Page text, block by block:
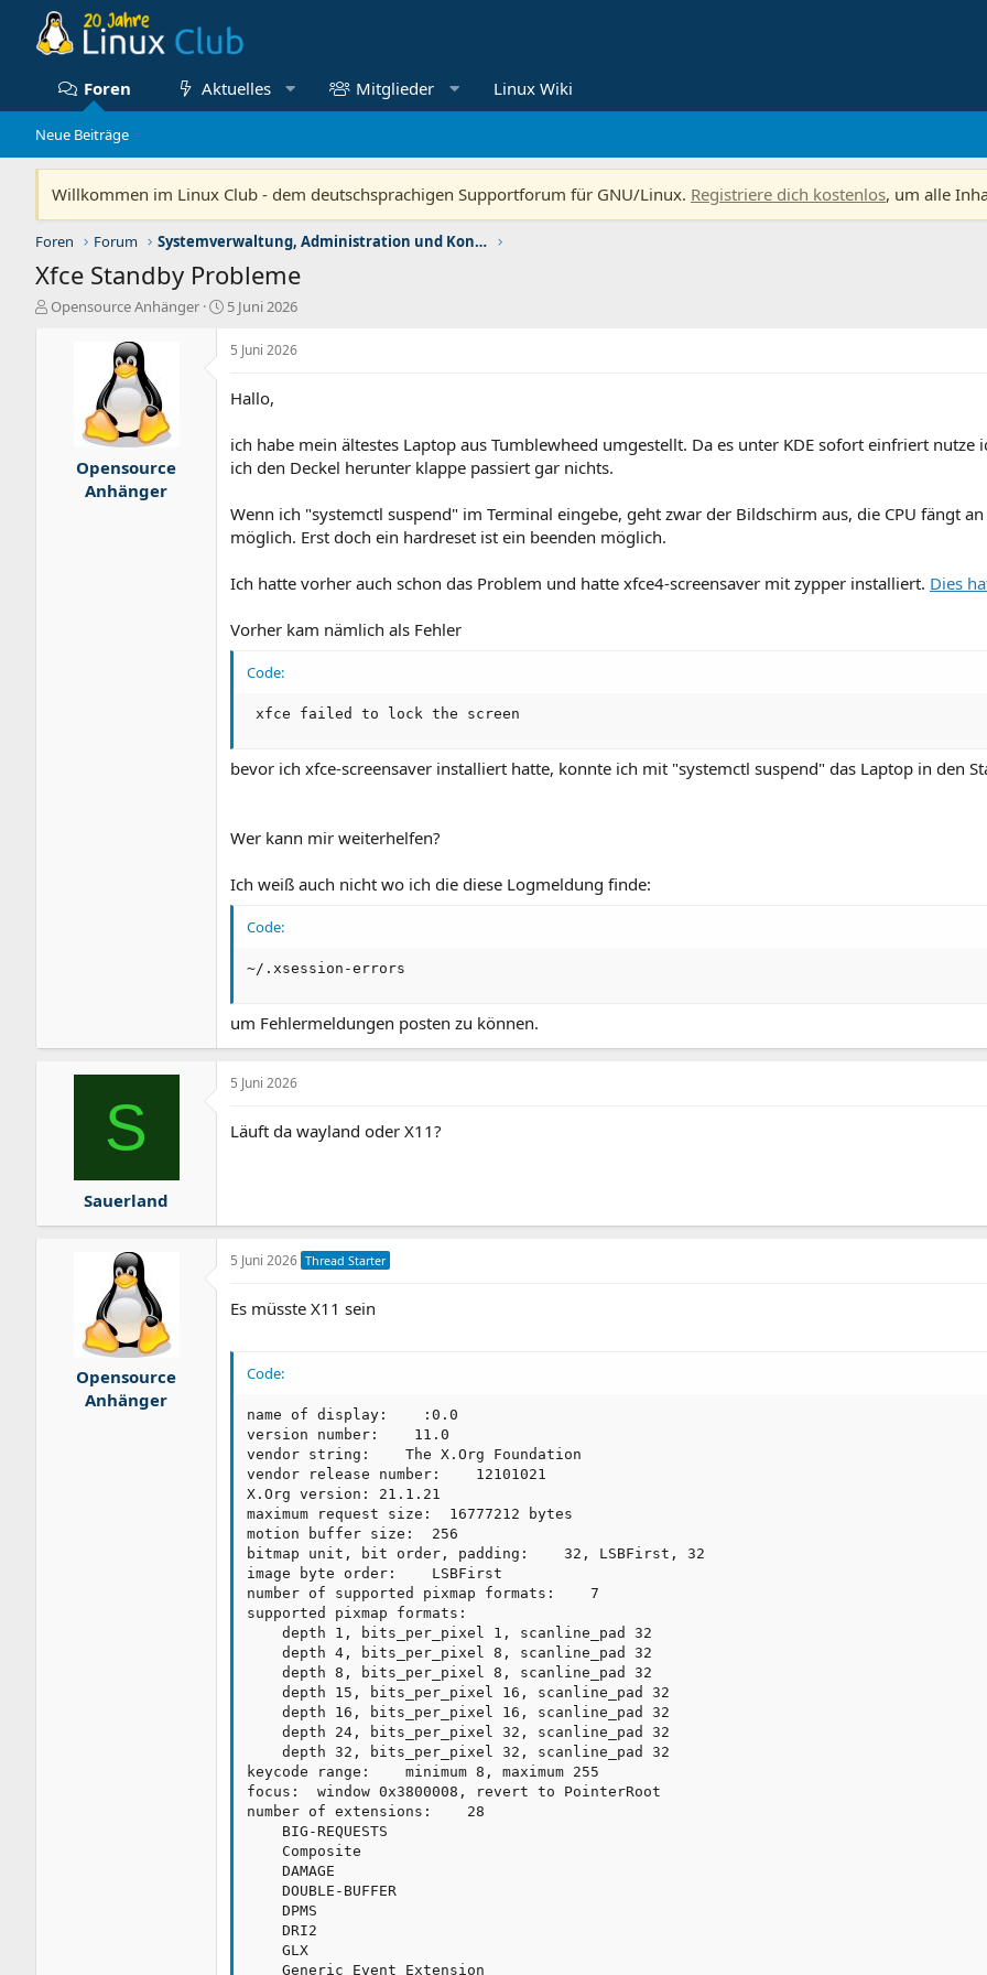
Foren Aktuelles Mitglieder Linux Wiki
Neue Beiträge
Willkommen im Linux Club - dem deutschsprachigen Supportforum für GNU/Linux. Registriere dich kostenlos, um alle
Foren Forum Systemverwaltung, Administration und Konfiguration
Xfce Standby Probleme
E
Opensource Anhänger
E
s
a
5 Juni 2026
Opensource
Anhänger
5 Juni 2026
Hallo,
ich habe mein ältestes Laptop aus Tumblewheed umgestellt. Da es unter KDE sofort einfriert
ich den Deckel herunter klappe passiert gar nichts.
Wenn ich "systemctl suspend" im Terminal eingebe, geht zwar der Bildschirm aus, die CPU fängt
möglich. Erst doch ein hardreset ist ein beenden möglich.
Ich hatte vorher auch schon das Problem und hatte xfce4-screensaver mit zypper installiert. Dies
Vorher kam nämlich als Fehler
Code:
xfce failed to lock the screen
bevor ich xfce-screensaver installiert hatte, konnte ich mit "systemctl suspend" das Laptop in den
Wer kann mir weiterhelfen?
Ich weiß auch nicht wo ich die diese Logmeldung finde:
Code:
~/.xsession-errors
um Fehlermeldungen posten zu können.
S
Sauerland
5 Juni 2026
Läuft da wayland oder X11?
Opensource
Anhänger
5 Juni 2026 Thread Starter
Es müsste X11 sein
Code:
name of display:    :0.0
version number:    11.0
vendor string:    The X.Org Foundation
vendor release number:    12101021
X.Org version: 21.1.21
maximum request size:  16777212 bytes
motion buffer size:  256
bitmap unit, bit order, padding:    32, LSBFirst, 32
image byte order:    LSBFirst
number of supported pixmap formats:    7
supported pixmap formats:
    depth 1, bits_per_pixel 1, scanline_pad 32
    depth 4, bits_per_pixel 8, scanline_pad 32
    depth 8, bits_per_pixel 8, scanline_pad 32
    depth 15, bits_per_pixel 16, scanline_pad 32
    depth 16, bits_per_pixel 16, scanline_pad 32
    depth 24, bits_per_pixel 32, scanline_pad 32
    depth 32, bits_per_pixel 32, scanline_pad 32
keycode range:    minimum 8, maximum 255
focus:  window 0x3800008, revert to PointerRoot
number of extensions:    28
    BIG-REQUESTS
    Composite
    DAMAGE
    DOUBLE-BUFFER
    DPMS
    DRI2
    GLX
    Generic Event Extension